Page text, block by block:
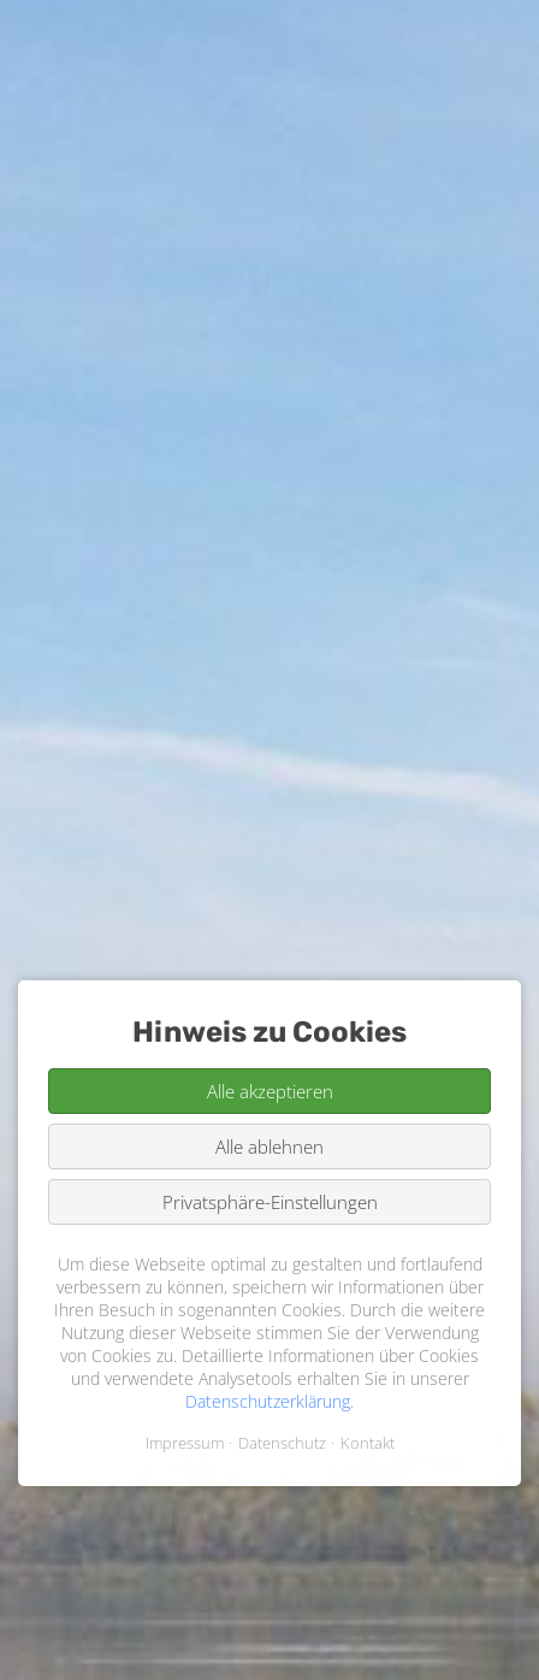
Hinweis zu Cookies
Alle akzeptieren
Alle ablehnen
Privatsphäre-Einstellungen
Um diese Webseite optimal zu gestalten und fortlaufend
verbessern zu können, speichern wir Informationen über
Ihren Besuch in sogenannten Cookies. Durch die weitere
Nutzung dieser Webseite stimmen Sie der Verwendung
von Cookies zu. Detaillierte Informationen über Cookies
und verwendete Analysetools erhalten Sie in unserer
Datenschutzerklärung.
Impressum Datenschutz Kontakt